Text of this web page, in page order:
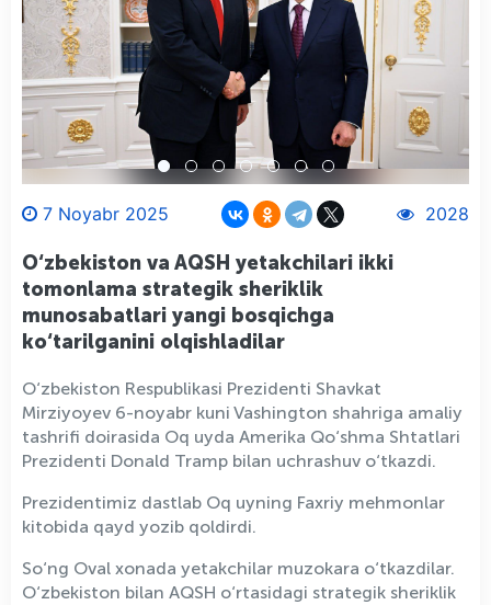
7 Noyabr 2025 2028
O‘zbekiston va AQSH yetakchilari ikki
tomonlama strategik sheriklik
munosabatlari yangi bosqichga
ko‘tarilganini olqishladilar
O‘zbekiston Respublikasi Prezidenti Shavkat
Mirziyoyev 6-noyabr kuni Vashington shahriga amaliy
tashrifi doirasida Oq uyda Amerika Qo‘shma Shtatlari
Prezidenti Donald Tramp bilan uchrashuv o‘tkazdi.
Prezidentimiz dastlab Oq uyning Faxriy mehmonlar
kitobida qayd yozib qoldirdi.
So‘ng Oval xonada yetakchilar muzokara o‘tkazdilar.
O‘zbekiston bilan AQSH o‘rtasidagi strategik sheriklik